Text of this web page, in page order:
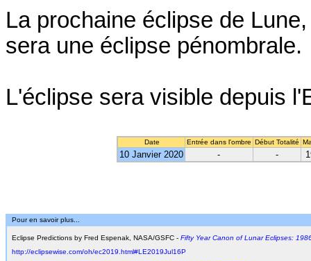
La prochaine éclipse de
sera une éclipse pénombrale.
L'éclipse sera visible depuis
Date Entrée dans l'ombre Début Totalité
10 Janvier 2020 - -
Pour en savoir plus...
Eclipse Predictions by Fred Espenak, NASA/GSFC - Fifty Year Canon of Lunar Eclipses:
http://eclipsewise.com/oh/ec2019.html#LE2019Jul16P